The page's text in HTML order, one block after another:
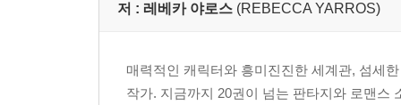
저 : 레베카 야로스 (REBECCA YARROS)
매력적인 캐릭터와 흥미진진한 세계관, 섬세
작가. 지금까지 20권이 넘는 판타지와 로맨스